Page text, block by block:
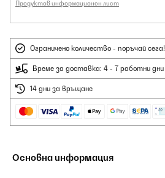
Продуктов информационен лист
Ограничено количество - поръчай сега!
Време за доставка: 4 - 7 работни дни
14 дни за връщане
Основна информация